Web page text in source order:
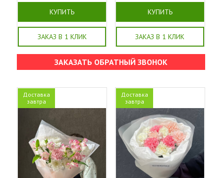
КУПИТЬ
ЗАКАЗ В 1 КЛИК
КУПИТЬ
ЗАКАЗ В 1 КЛИК
ЗАКАЗАТЬ ОБРАТНЫЙ ЗВОНОК
Доставка
завтра
Доставка
завтра